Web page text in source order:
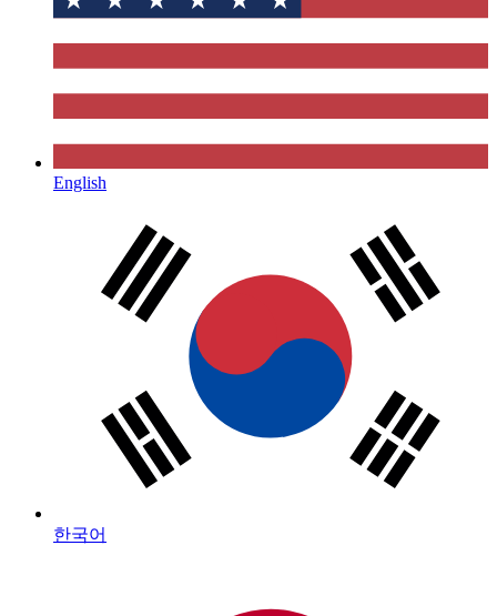
English
한국어